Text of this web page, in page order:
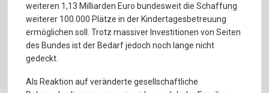
weiteren 1,13 Milliarden Euro bundesweit die Schaffung
weiterer 100.000 Plätze in der Kindertagesbetreuung
ermöglichen soll. Trotz massiver Investitionen von Seiten
des Bundes ist der Bedarf jedoch noch lange nicht
gedeckt.
Als Reaktion auf veränderte gesellschaftliche